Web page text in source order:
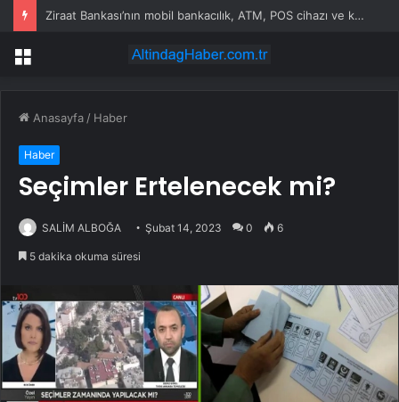
Ziraat Bankası’nın mobil bankacılık, ATM, POS cihazı ve kart hizmetleri çöktü
Menü
Anasayfa / Haber
Haber
Seçimler Ertelenecek mi?
SALİM ALBOĞA Şubat 14, 2023 0 6
5 dakika okuma süresi